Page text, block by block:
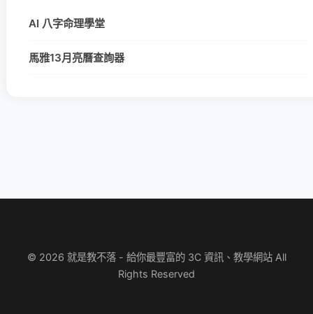
AI 八字命理學堂
馬雅13月亮曆查詢器
© 2026 就是教不落 - 給你最豐富的 3C 資訊、教學網站 All
Rights Reserved